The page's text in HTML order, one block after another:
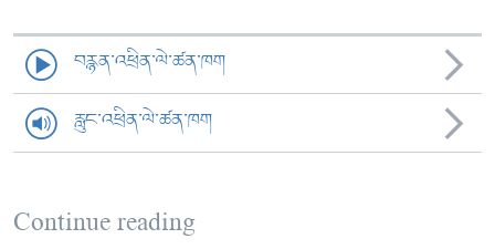
བརྙན་འཕྲིན་ལེ་ཚན་ཁག
རླུང་འཕྲིན་ལེ་ཚན་ཁག
Continue reading